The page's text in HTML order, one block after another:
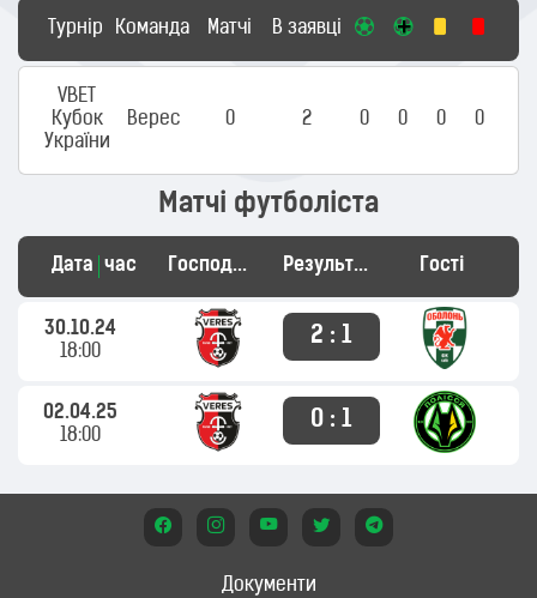
Турнір Команда Матчі В заявці
VBET
Кубок
України
Верес 0 2 0 0 0 0
Матчі футболіста
Дата час Господарі Результат Гості
30.10.24
18:00
2 : 1
02.04.25
18:00
0 : 1
Документи